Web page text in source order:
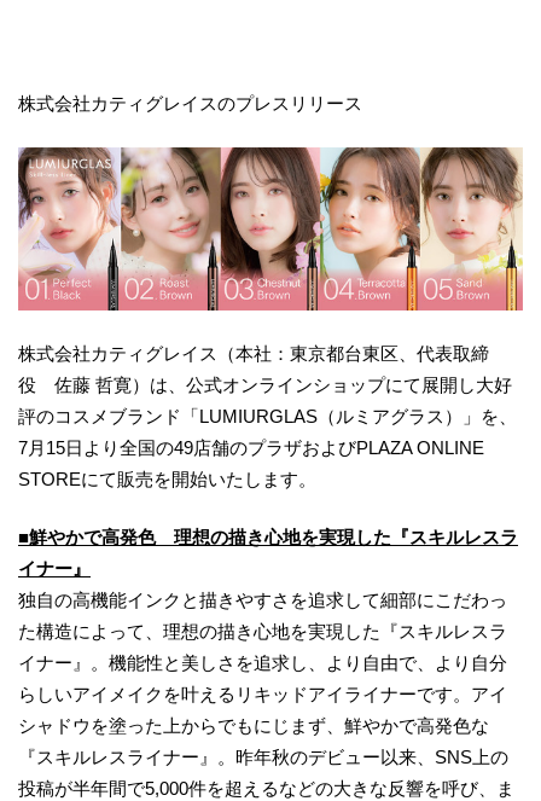
株式会社カティグレイスのプレスリリース
株式会社カティグレイス（本社：東京都台東区、代表取締
役 佐藤 哲寛）は、公式オンラインショップにて展開し大好
評のコスメブランド「LUMIURGLAS（ルミアグラス）」を、
7月15日より全国の49店舗のプラザおよびPLAZA ONLINE
STOREにて販売を開始いたします。
■鮮やかで高発色 理想の描き心地を実現した『スキルレスラ
イナー』
独自の高機能インクと描きやすさを追求して細部にこだわっ
た構造によって、理想の描き心地を実現した『スキルレスラ
イナー』。機能性と美しさを追求し、より自由で、より自分
らしいアイメイクを叶えるリキッドアイライナーです。アイ
シャドウを塗った上からでもにじまず、鮮やかで高発色な
『スキルレスライナー』。昨年秋のデビュー以来、SNS上の
投稿が半年間で5,000件を超えるなどの大きな反響を呼び、ま